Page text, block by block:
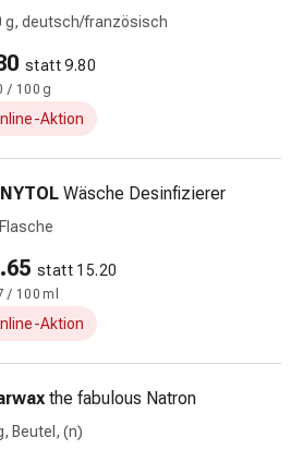
g, deutsch/französisch
statt 9.80
/ 100 g
Aktion
Wäsche Desinfizierer
statt 15.20
/ 100 ml
Aktion
the fabulous Natron
Beutel, (n)